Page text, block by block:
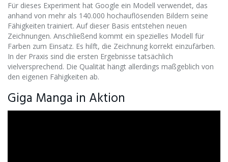
Für dieses Experiment hat Google ein Modell verwendet, das
anhand von mehr als 140.000 hochauflösenden Bildern seine
Fähigkeiten trainiert. Auf dieser Basis entstehen neuen
Zeichnungen. Anschließend kommt ein spezielles Modell für
Farben zum Einsatz. Es hilft, die Zeichnung korrekt einzufärben.
In der Praxis sind die ersten Ergebnisse tatsächlich
vielversprechend. Die Qualität hängt allerdings maßgeblich von
den eigenen Fähigkeiten ab.
Giga Manga in Aktion